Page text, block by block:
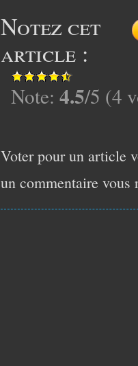
Notez cet
article :
Note: 4.5/5 (4
Voter pour un article
un commentaire vous